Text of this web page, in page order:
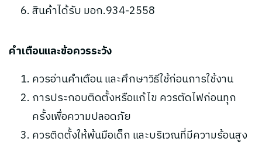
สินค้าได้รับ มอก.934-2558
คำเตือนและข้อควรระวัง
ควรอ่านคำเตือน และศึกษาวิธีใช้ก่อนการใช้งาน
การประกอบติดตั้งหรือแก้ไข ควรตัดไฟก่อนทุก
ครั้งเพื่อความปลอดภัย
ควรติดตั้งให้พ้นมือเด็ก และบริเวณที่มีความร้อนสูง